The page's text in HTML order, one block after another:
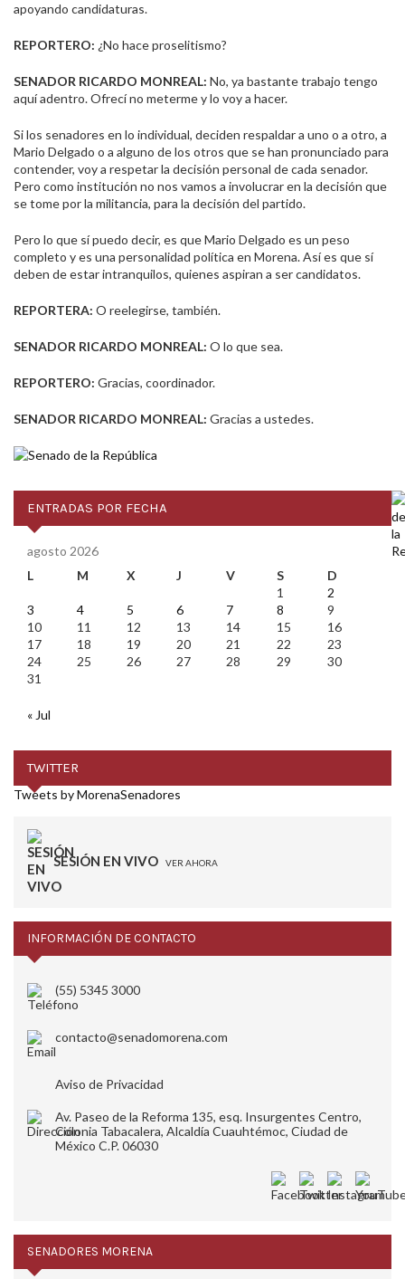
apoyando candidaturas.
REPORTERO: ¿No hace proselitismo?
SENADOR RICARDO MONREAL: No, ya bastante trabajo tengo
aquí adentro. Ofrecí no meterme y lo voy a hacer.
Si los senadores en lo individual, deciden respaldar a uno o a otro, a
Mario Delgado o a alguno de los otros que se han pronunciado para
contender, voy a respetar la decisión personal de cada senador.
Pero como institución no nos vamos a involucrar en la decisión que
se tome por la militancia, para la decisión del partido.
Pero lo que sí puedo decir, es que Mario Delgado es un peso
completo y es una personalidad política en Morena. Así es que sí
deben de estar intranquilos, quienes aspiran a ser candidatos.
REPORTERA: O reelegirse, también.
SENADOR RICARDO MONREAL: O lo que sea.
REPORTERO: Gracias, coordinador.
SENADOR RICARDO MONREAL: Gracias a ustedes.
ENTRADAS POR FECHA
agosto 2026
L
M X J V S
D
1
2
3
4 5 6 7 8
9
10
11 12 13 14 15
16
17
18 19 20 21 22
23
24
25 26 27 28 29
30
31
« Jul
TWITTER
Tweets by MorenaSenadores
SESIÓN EN VIVO VER AHORA
INFORMACIÓN DE CONTACTO
(55) 5345 3000
contacto@senadomorena.com
Aviso de Privacidad
Av. Paseo de la Reforma 135, esq. Insurgentes Centro,
Colonia Tabacalera, Alcaldía Cuauhtémoc, Ciudad de
México C.P. 06030
SENADORES MORENA